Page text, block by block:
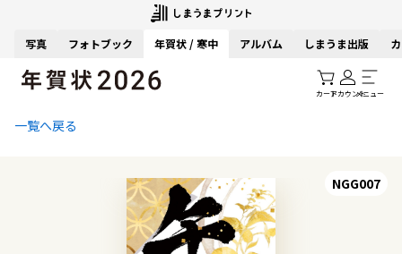
写真 フォトブック 年賀状 / 寒中 アルバム しまうま出版
カートアカウントメニュー
一覧へ戻る
NGG007